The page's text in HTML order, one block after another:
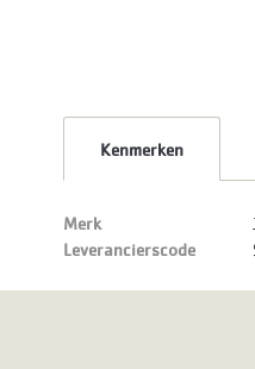
Kenmerken
Merk
Leverancierscode